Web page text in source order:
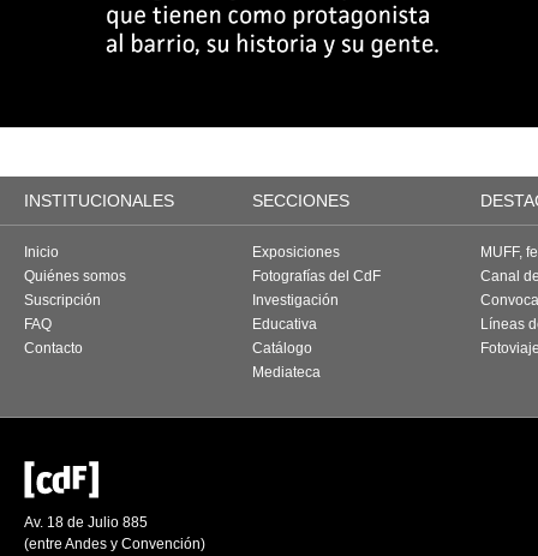
INSTITUCIONALES SECCIONES
Inicio
Quiénes somos
Suscripción
FAQ
Contacto
Exposiciones
Fotografías del CdF
Investigación
Educativa
Catálogo
Mediateca
MUFF,
Canal
Líneas
Av. 18 de Julio 885
(entre Andes y Convención)